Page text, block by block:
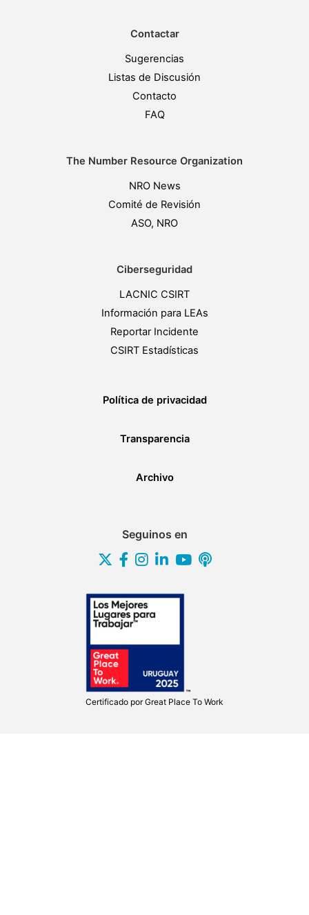
Contactar
Sugerencias
Listas de Discusión
Contacto
FAQ
The Number Resource Organization
NRO News
Comité de Revisión
ASO, NRO
Ciberseguridad
LACNIC CSIRT
Información para LEAs
Reportar Incidente
CSIRT Estadísticas
Política de privacidad
Transparencia
Archivo
Seguinos en
Certificado porGreat Place To Work